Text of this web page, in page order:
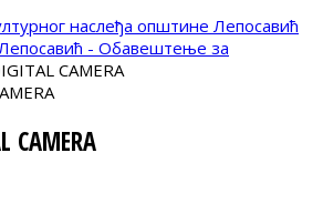
- Обавештење за
CAMERA
CAMERA